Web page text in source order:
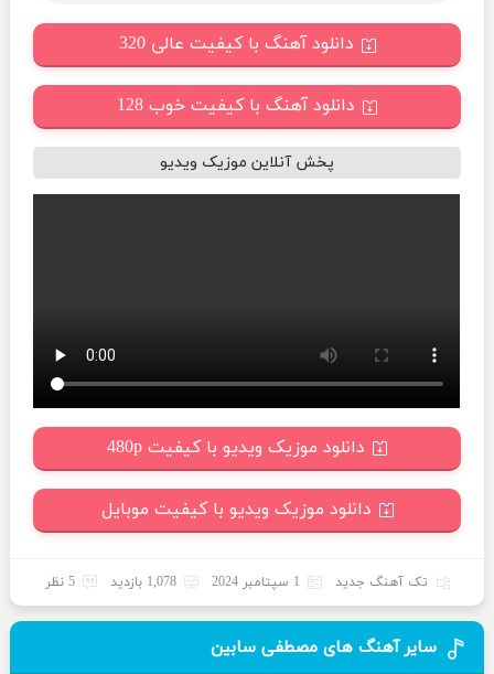
دانلود آهنگ با کیفیت عالی 320
دانلود آهنگ با کیفیت خوب 128
پخش آنلاین موزیک ویدیو
دانلود موزیک ویدیو با کیفیت 480p
دانلود موزیک ویدیو با کیفیت موبایل
تک آهنگ جدید 1 سپتامبر 2024 1,078 بازدید 5 نظر
سایر آهنگ های مصطفی سابین